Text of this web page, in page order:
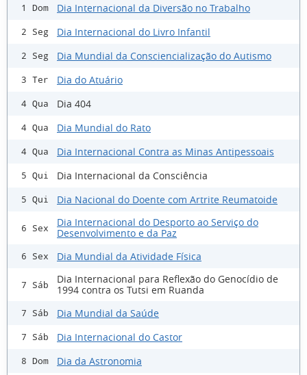
1 Dom Dia Internacional da Diversão no Trabalho
2 Seg Dia Internacional do Livro Infantil
2 Seg Dia Mundial da Consciencialização do Autismo
3 Ter Dia do Atuário
4 Qua Dia 404
4 Qua Dia Mundial do Rato
4 Qua Dia Internacional Contra as Minas Antipessoais
5 Qui Dia Internacional da Consciência
5 Qui Dia Nacional do Doente com Artrite Reumatoide
6 Sex
Dia Internacional do Desporto ao Serviço do
Desenvolvimento e da Paz
6 Sex Dia Mundial da Atividade Física
7 Sáb
Dia Internacional para Reflexão do Genocídio de
1994 contra os Tutsi em Ruanda
7 Sáb Dia Mundial da Saúde
7 Sáb Dia Internacional do Castor
8 Dom Dia da Astronomia